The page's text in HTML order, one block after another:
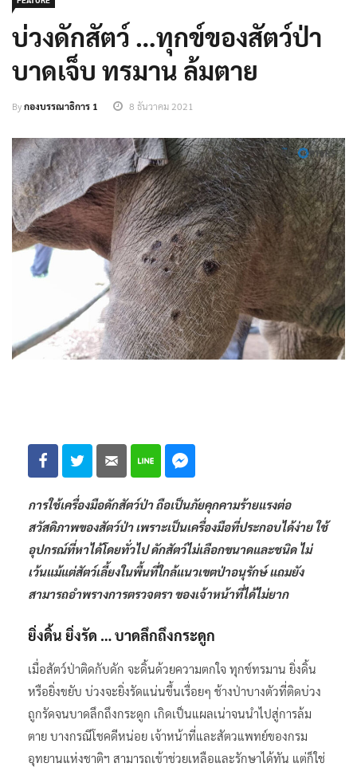
บ่วงดักสัตว์ …ทุกข์ของสัตว์ป่า
บาดเจ็บ ทรมาน ล้มตาย
Byกองบรรณาธิการ 1 8 ธันวาคม 2021
การใช้เครื่องมือดักสัตว์ป่า ถือเป็นภัยคุกคามร้ายแรงต่อ
สวัสดิภาพของสัตว์ป่า เพราะเป็นเครื่องมือที่ประกอบได้ง่าย ใช้
อุปกรณ์ที่หาได้โดยทั่วไป ดักสัตว์ไม่เลือกขนาดและชนิด ไม่
เว้นแม้แต่สัตว์เลี้ยงในพื้นที่ใกล้แนวเขตป่าอนุรักษ์ แถมยัง
สามารถอำพรางการตรวจตรา ของเจ้าหน้าที่ได้ไม่ยาก
ยิ่งดิ้น ยิ่งรัด … บาดลึกถึงกระดูก
เมื่อสัตว์ป่าติดกับดัก จะดิ้นด้วยความตกใจ ทุกข์ทรมาน ยิ่งดิ้น
หรือยิ่งขยับ บ่วงจะยิ่งรัดแน่นขึ้นเรื่อยๆ ช้างป่าบางตัวที่ติดบ่วง
ถูกรัดจนบาดลึกถึงกระดูก เกิดเป็นแผลเน่าจนนำไปสู่การล้ม
ตาย บางกรณีโชคดีหน่อย เจ้าหน้าที่และสัตวแพทย์ของกรม
อุทยานแห่งชาติฯ สามารถเข้าช่วยเหลือและรักษาได้ทัน แต่ก็ใช่